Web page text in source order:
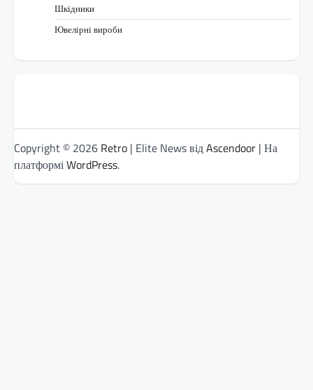
Шкідники
Ювелірні вироби
Copyright © 2026 Retro | Elite News відAscendoor | На
платформіWordPress.